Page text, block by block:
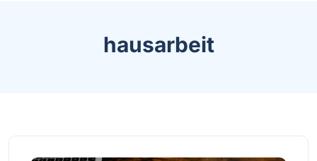
hausarbeit